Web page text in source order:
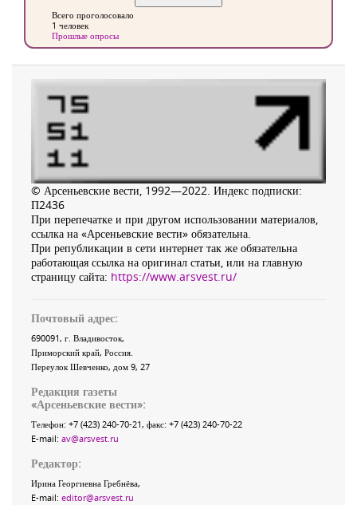
Всего проголосовало
1 человек
Прошлые опросы
© Арсеньевские вести, 1992—2022. Индекс подписки:
П2436
При перепечатке и при другом использовании материалов,
ссылка на «Арсеньевские вести» обязательна.
При републикации в сети интернет так же обязательна
работающая ссылка на оригинал статьи, или на главную
страницу сайта: https://www.arsvest.ru/
Почтовый адрес:
690091, г. Владивосток,
Приморский край, Россия
Переулок Шевченко, дом 9, 27
Редакция газеты
«Арсеньевские вести»:
Телефон: +7 (423) 240-70-21, факс: +7 (423) 240-70-22
E-mail: av@arsvest.ru
Редактор:
Ирина Георгиевна Гребнёва,
E-mail: editor@arsvest.ru